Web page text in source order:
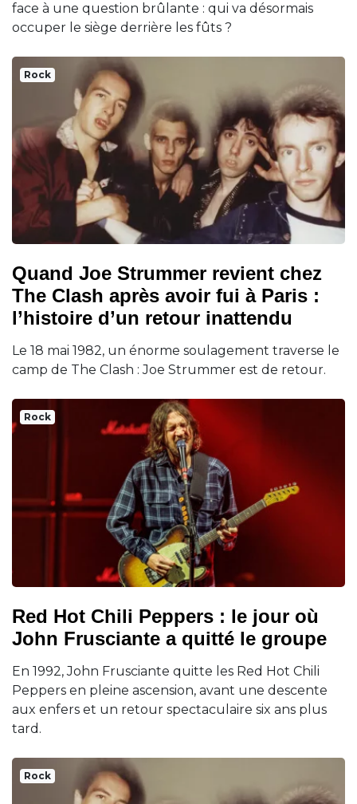
face à une question brûlante : qui va désormais
occuper le siège derrière les fûts ?
Rock
Quand Joe Strummer revient chez
The Clash après avoir fui à Paris :
l’histoire d’un retour inattendu
Le 18 mai 1982, un énorme soulagement traverse le
camp de The Clash : Joe Strummer est de retour.
Rock
Red Hot Chili Peppers : le jour où
John Frusciante a quitté le groupe
En 1992, John Frusciante quitte les Red Hot Chili
Peppers en pleine ascension, avant une descente
aux enfers et un retour spectaculaire six ans plus
tard.
Rock